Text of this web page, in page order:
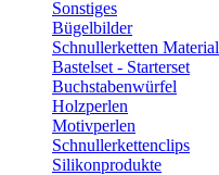
Sonstiges
Bügelbilder
Schnullerketten Material
Bastelset - Starterset
Buchstabenwürfel
Holzperlen
Motivperlen
Schnullerkettenclips
Silikonprodukte